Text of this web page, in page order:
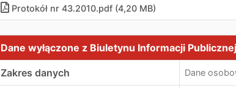
Protokół nr 43.2010.pdf (4,20 MB)
Dane wyłączone z Biuletynu Informacji Publicznej
Dane wyłączone z Biuletynu Informacji Publicznej
Zakres danych Dane